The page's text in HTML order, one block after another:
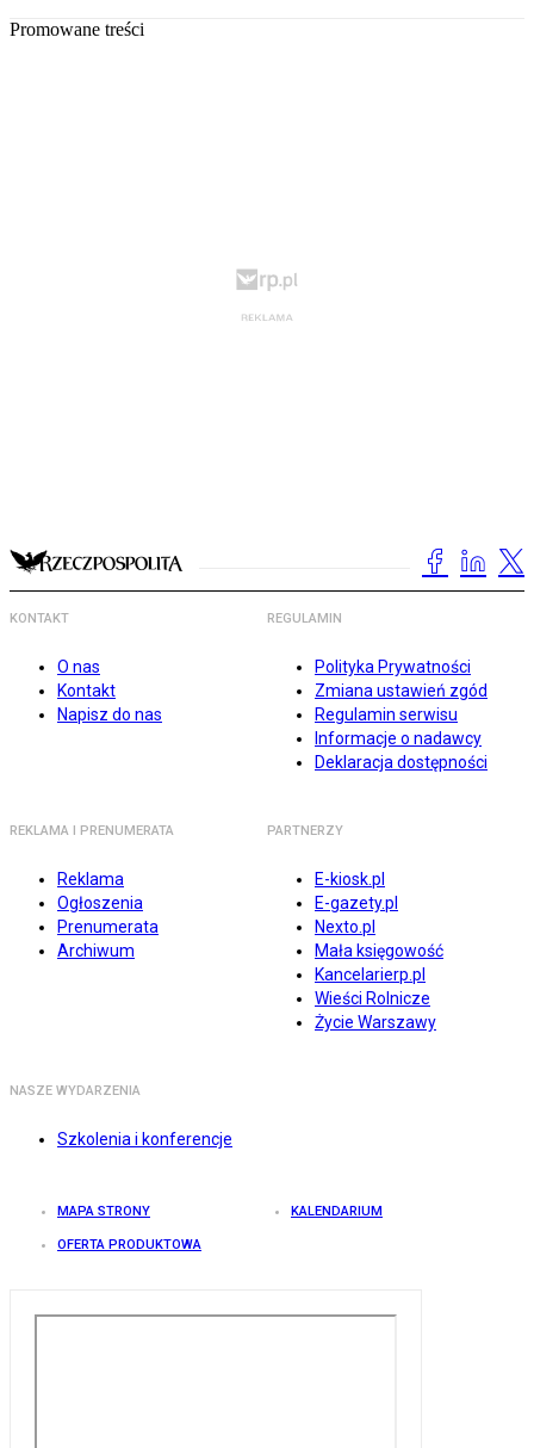
Promowane treści
KONTAKT
O nas
Kontakt
Napisz do nas
REGULAMIN
Polityka Prywatności
Zmiana ustawień zgód
Regulamin serwisu
Informacje o nadawcy
Deklaracja dostępności
REKLAMA I PRENUMERATA
Reklama
Ogłoszenia
Prenumerata
Archiwum
PARTNERZY
E-kiosk.pl
E-gazety.pl
Nexto.pl
Mała księgowość
Kancelarierp.pl
Wieści Rolnicze
Życie Warszawy
NASZE WYDARZENIA
Szkolenia i konferencje
MAPA STRONY KALENDARIUM
OFERTA PRODUKTOWA